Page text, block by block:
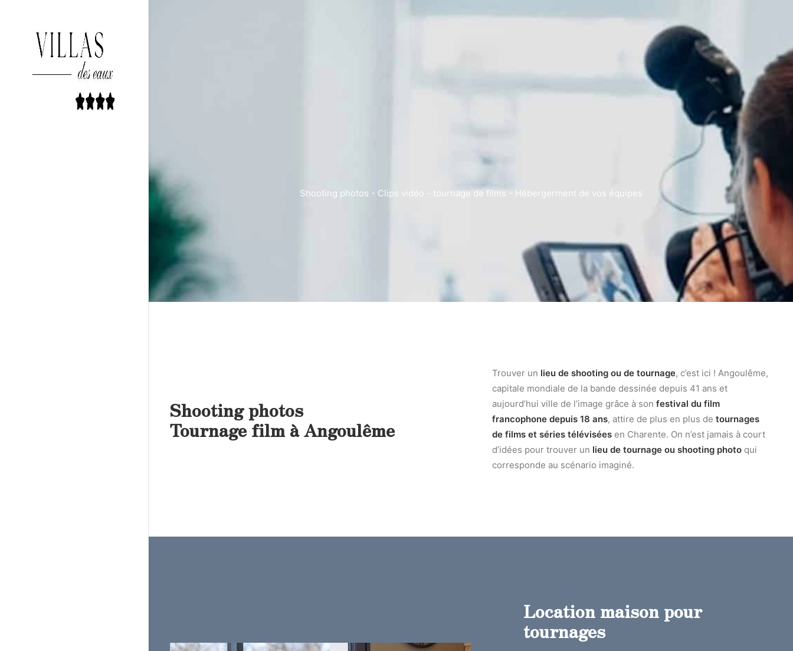
Shooting photos - Clips vidéo - tournage de films - Hébergerment de vos équipes
Shooting photos
Tournage film à Angoulême
Trouver un lieu de shooting ou de tournage, c’est ici ! Angoulême,
capitale mondiale de la bande dessinée depuis 41 ans et
aujourd’hui ville de l’image grâce à son festival du film
francophone depuis 18 ans, attire de plus en plus de tournages
de films et séries télévisées en Charente. On n’est jamais à court
d’idées pour trouver un lieu de tournage ou shooting photo qui
corresponde au scénario imaginé.
Location maison pour
tournages